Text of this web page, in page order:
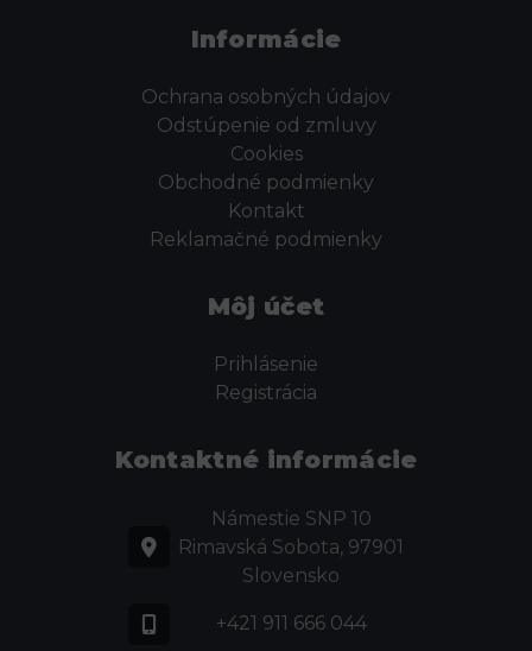
Informácie
Ochrana osobných údajov
Odstúpenie od zmluvy
Cookies
Obchodné podmienky
Kontakt
Reklamačné podmienky
Môj účet
Prihlásenie
Registrácia
Kontaktné informácie
Námestie SNP 10
Rimavská Sobota, 97901
Slovensko
+421 911 666 044